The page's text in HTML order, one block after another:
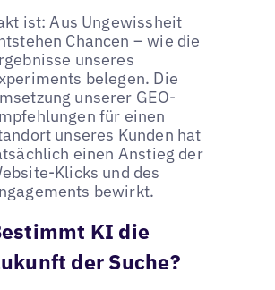
ist: Aus Ungewissheit
Chancen – wie die
unseres
belegen. Die
unserer GEO-
für einen
unseres Kunden hat
einen Anstieg der
Klicks und des
bewirkt.
KI die
der Suche?